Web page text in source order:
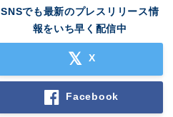
SNSでも最新のプレスリリース情
報をいち早く配信中
X
Facebook